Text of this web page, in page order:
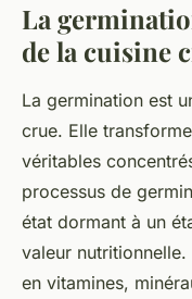
La
de la cuisine
La germination est
crue. Elle
véritables
processus de
état dormant à un
valeur
en vitamines,